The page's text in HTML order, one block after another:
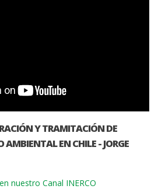
Y TRAMITACIÓN DE
AMBIENTAL EN CHILE - JORGE
nuestro Canal INERCO